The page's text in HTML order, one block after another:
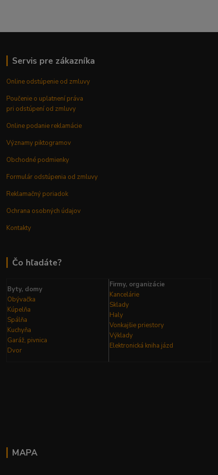
Servis pre zákazníka
Online odstúpenie od zmluvy
Poučenie o uplatnení práva
pri odstúpení od zmluvy
Online podanie reklamácie
Významy piktogramov
Obchodné podmienky
Formulár odstúpenia od zmluvy
Reklamačný poriadok
Ochrana osobných údajov
Kontakty
Čo hľadáte?
Byty, domy
Obývačka
Kúpelňa
Spálňa
Kuchyňa
Garáž, pivnica
Dvor
Firmy, organizácie
Kancelárie
Sklady
Haly
Vonkajšie priestory
Výklady
Elektronická kniha jázd
MAPA